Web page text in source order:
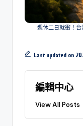
週休二日就衝！
Last updated on
編輯中心
View All Posts